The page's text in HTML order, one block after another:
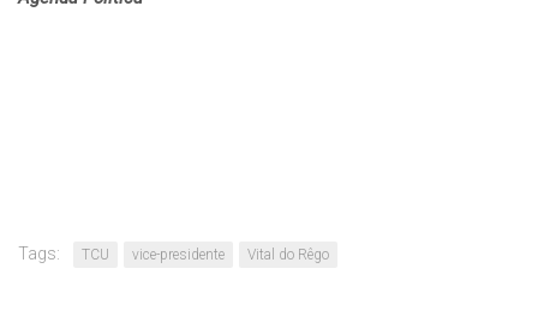
Tags: TCU vice-presidente Vital do Rêgo